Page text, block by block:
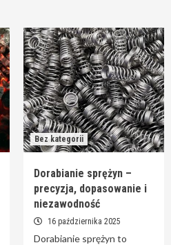
Bez kategorii
Dorabianie sprężyn –
precyzja, dopasowanie i
niezawodność
16 października 2025
Dorabianie sprężyn to